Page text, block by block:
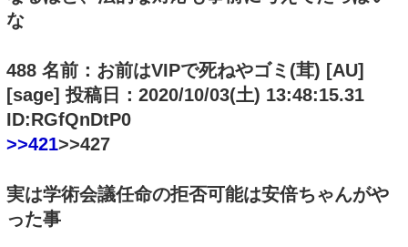
な
488 名前：お前はVIPで死ねやゴミ(茸) [AU]
[sage] 投稿日：2020/10/03(土) 13:48:15.31
ID:RGfQnDtP0
>>421>>427
実は学術会議任命の拒否可能は安倍ちゃんがや
った事